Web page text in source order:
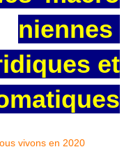
niennes
et